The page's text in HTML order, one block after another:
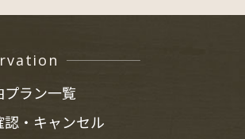
プラン一覧
認・キャンセル